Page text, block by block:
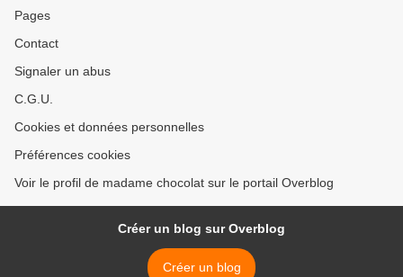
Pages
Contact
Signaler un abus
C.G.U.
Cookies et données personnelles
Préférences cookies
Voir le profil de madame chocolat sur le portail Overblog
Créer un blog sur Overblog
Créer un blog